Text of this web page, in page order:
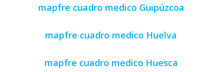
mapfre cuadro medico Guipúzcoa
mapfre cuadro medico Huelva
mapfre cuadro medico Huesca